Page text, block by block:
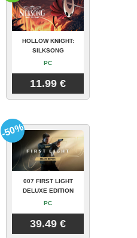
HOLLOW KNIGHT:
SILKSONG
PC
11.99 €
007 FIRST LIGHT
DELUXE EDITION
PC
39.49 €
-50%